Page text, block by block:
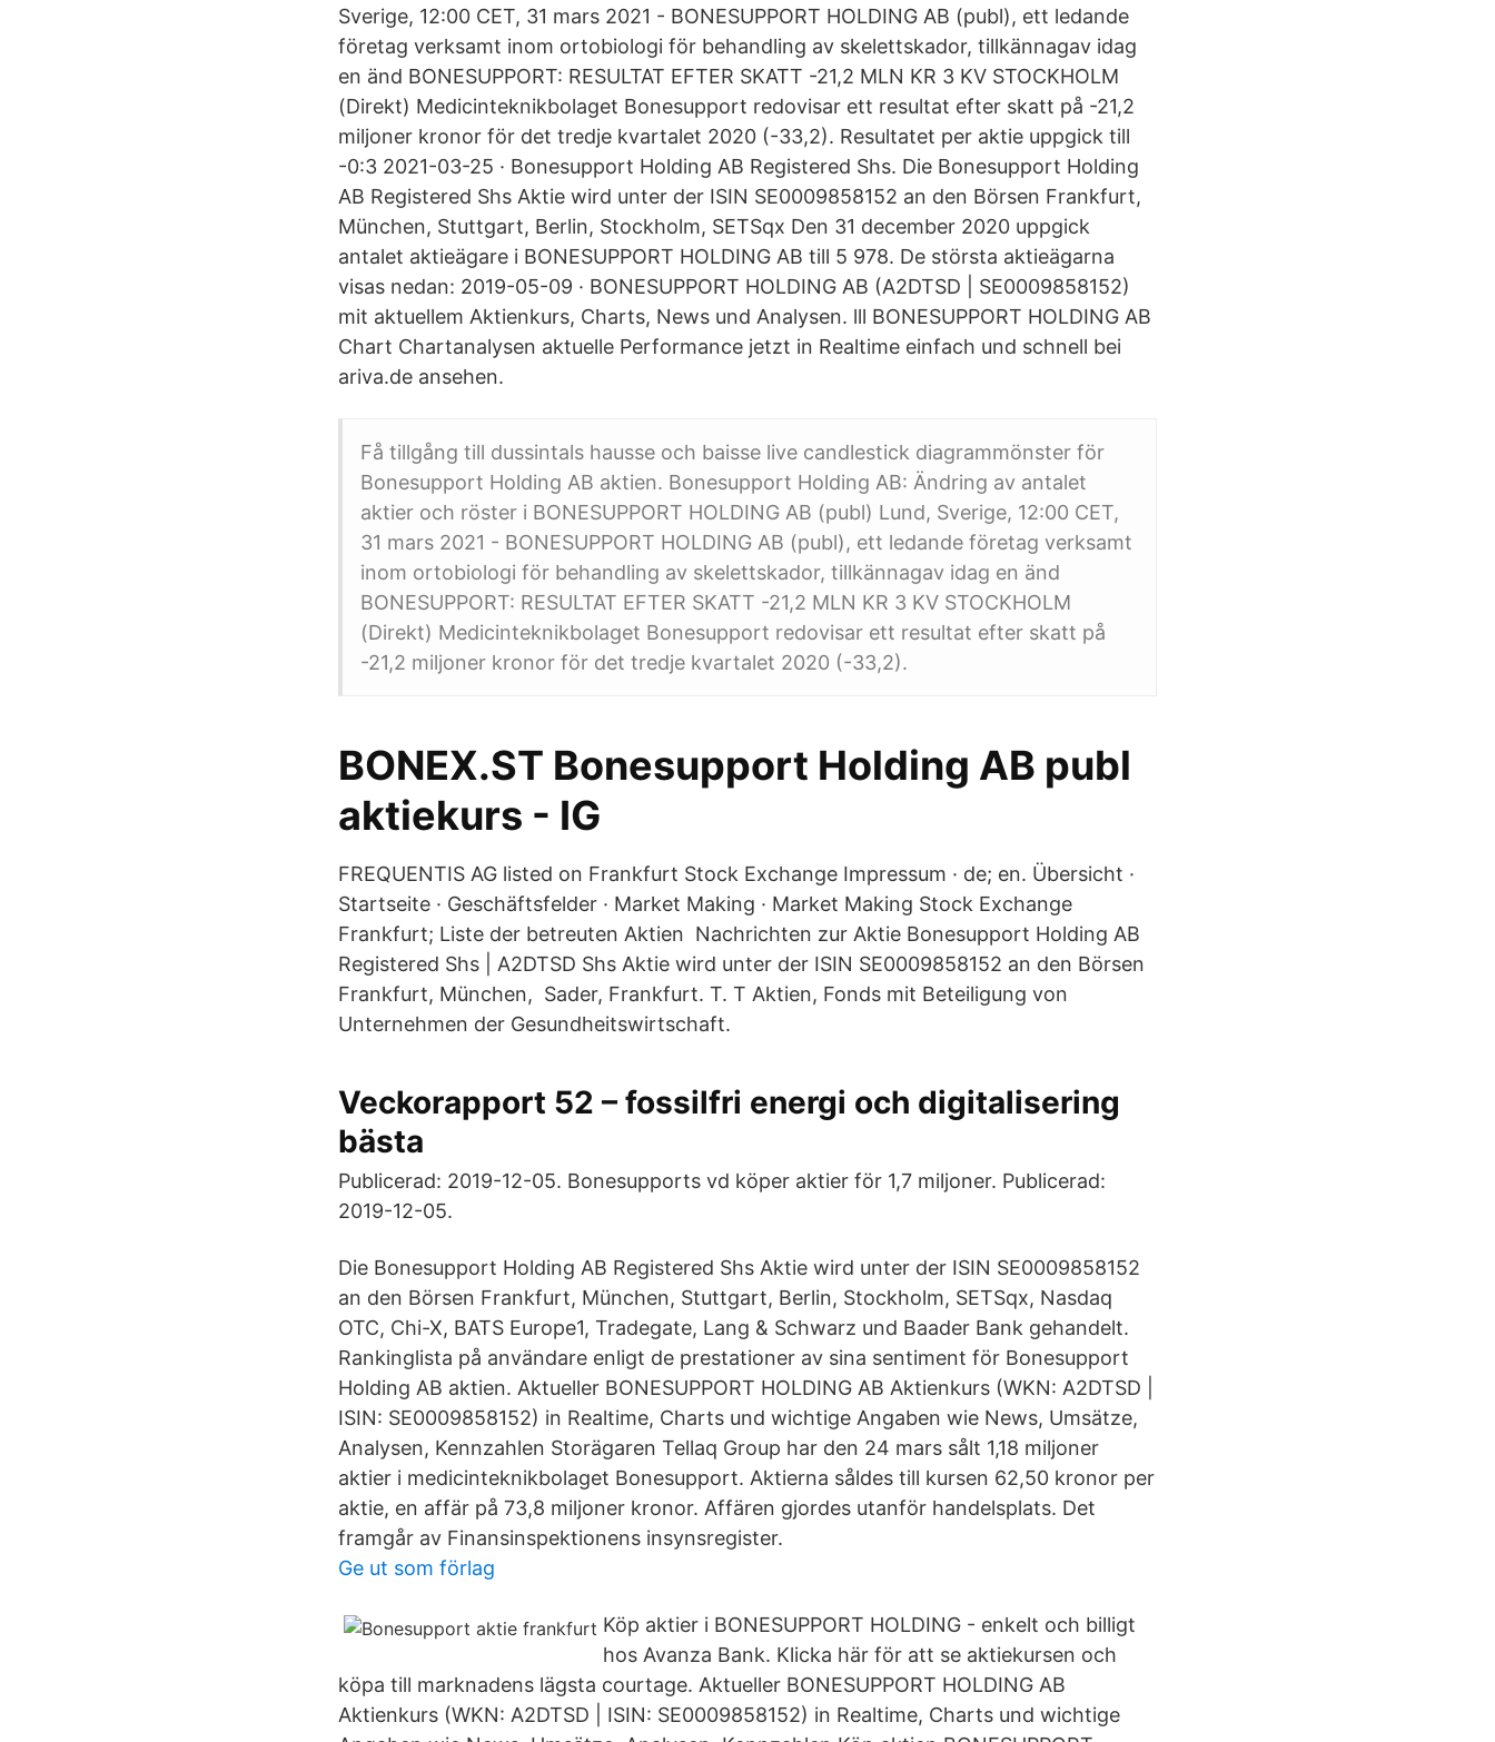
Sverige, 12:00 CET, 31 mars 2021 - BONESUPPORT HOLDING AB (publ), ett ledande
företag verksamt inom ortobiologi för behandling av skelettskador, tillkännagav idag
en änd BONESUPPORT: RESULTAT EFTER SKATT -21,2 MLN KR 3 KV STOCKHOLM
(Direkt) Medicinteknikbolaget Bonesupport redovisar ett resultat efter skatt på -21,2
miljoner kronor för det tredje kvartalet 2020 (-33,2). Resultatet per aktie uppgick till
-0:3 2021-03-25 · Bonesupport Holding AB Registered Shs. Die Bonesupport Holding
AB Registered Shs Aktie wird unter der ISIN SE0009858152 an den Börsen Frankfurt,
München, Stuttgart, Berlin, Stockholm, SETSqx Den 31 december 2020 uppgick
antalet aktieägare i BONESUPPORT HOLDING AB till 5 978. De största aktieägarna
visas nedan: 2019-05-09 · BONESUPPORT HOLDING AB (A2DTSD | SE0009858152)
mit aktuellem Aktienkurs, Charts, News und Analysen. lll BONESUPPORT HOLDING AB
Chart Chartanalysen aktuelle Performance jetzt in Realtime einfach und schnell bei
ariva.de ansehen.
Få tillgång till dussintals hausse och baisse live candlestick diagrammönster för
Bonesupport Holding AB aktien. Bonesupport Holding AB: Ändring av antalet
aktier och röster i BONESUPPORT HOLDING AB (publ) Lund, Sverige, 12:00 CET,
31 mars 2021 - BONESUPPORT HOLDING AB (publ), ett ledande företag verksamt
inom ortobiologi för behandling av skelettskador, tillkännagav idag en änd
BONESUPPORT: RESULTAT EFTER SKATT -21,2 MLN KR 3 KV STOCKHOLM
(Direkt) Medicinteknikbolaget Bonesupport redovisar ett resultat efter skatt på
-21,2 miljoner kronor för det tredje kvartalet 2020 (-33,2).
BONEX.ST Bonesupport Holding AB publ
aktiekurs - IG
FREQUENTIS AG listed on Frankfurt Stock Exchange Impressum · de; en. Übersicht ·
Startseite · Geschäftsfelder · Market Making · Market Making Stock Exchange
Frankfurt; Liste der betreuten Aktien Nachrichten zur Aktie Bonesupport Holding AB
Registered Shs | A2DTSD Shs Aktie wird unter der ISIN SE0009858152 an den Börsen
Frankfurt, München, Sader, Frankfurt. T. T Aktien, Fonds mit Beteiligung von
Unternehmen der Gesundheitswirtschaft.
Veckorapport 52 – fossilfri energi och digitalisering
bästa
Publicerad: 2019-12-05. Bonesupports vd köper aktier för 1,7 miljoner. Publicerad:
2019-12-05.
Die Bonesupport Holding AB Registered Shs Aktie wird unter der ISIN SE0009858152
an den Börsen Frankfurt, München, Stuttgart, Berlin, Stockholm, SETSqx, Nasdaq
OTC, Chi-X, BATS Europe1, Tradegate, Lang & Schwarz und Baader Bank gehandelt.
Rankinglista på användare enligt de prestationer av sina sentiment för Bonesupport
Holding AB aktien. Aktueller BONESUPPORT HOLDING AB Aktienkurs (WKN: A2DTSD |
ISIN: SE0009858152) in Realtime, Charts und wichtige Angaben wie News, Umsätze,
Analysen, Kennzahlen Storägaren Tellaq Group har den 24 mars sålt 1,18 miljoner
aktier i medicinteknikbolaget Bonesupport. Aktierna såldes till kursen 62,50 kronor per
aktie, en affär på 73,8 miljoner kronor. Affären gjordes utanför handelsplats. Det
framgår av Finansinspektionens insynsregister.
Ge ut som förlag
Köp aktier i BONESUPPORT HOLDING - enkelt och billigt
hos Avanza Bank. Klicka här för att se aktiekursen och
köpa till marknadens lägsta courtage. Aktueller BONESUPPORT HOLDING AB
Aktienkurs (WKN: A2DTSD | ISIN: SE0009858152) in Realtime, Charts und wichtige